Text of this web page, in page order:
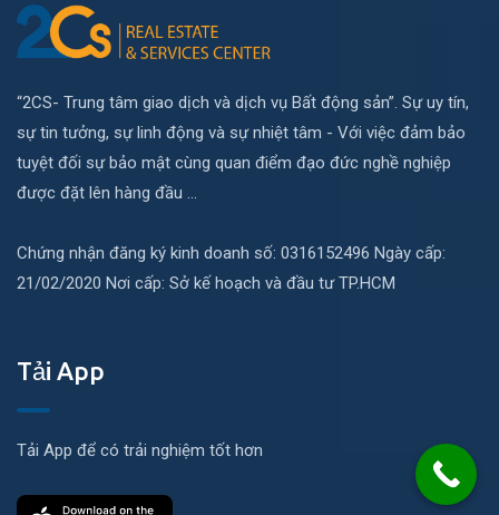
“2CS- Trung tâm giao dịch và dịch vụ Bất động sản”. Sự uy tín,
sự tin tưởng, sự linh động và sự nhiệt tâm - Với việc đảm bảo
tuyệt đối sự bảo mật cùng quan điểm đạo đức nghề nghiệp
được đặt lên hàng đầu ...
Chứng nhận đăng ký kinh doanh số: 0316152496 Ngày cấp:
21/02/2020 Nơi cấp: Sở kế hoạch và đầu tư TP.HCM
Tải App
Tải App để có trải nghiệm tốt hơn